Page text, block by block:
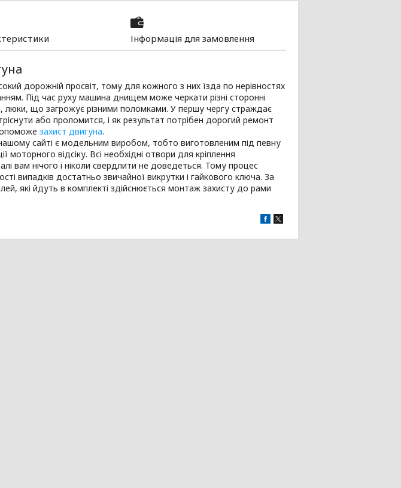
Інформація для замовлення
дорожній просвіт, тому для кожного з них їзда по нерівностях
Під час руху машина днищем може черкати різні сторонні
люки, що загрожує різними поломками. У першу чергу страждає
або проломится, і як результат потрібен дорогий ремонт
захист двигуна.
сайті є модельним виробом, тобто виготовленим під певну
моторного відсіку. Всі необхідні отвори для кріплення
вам нічого і ніколи свердлити не доведеться. Тому процес
випадків достатньо звичайної викрутки і гайкового ключа. За
які йдуть в комплекті здійснюється монтаж захисту до рами